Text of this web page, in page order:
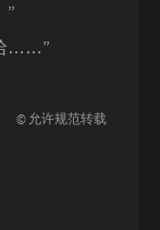
”
……”
© 允许规范转载